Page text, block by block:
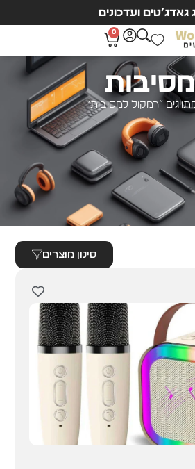
גאדג’טים ועדכונים
0
“רמקול למסיבות”
סינון מוצרים